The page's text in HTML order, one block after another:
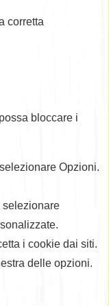
corretta
bloccare i
Opzioni.
selezionare
i cookie dai siti.
delle opzioni.